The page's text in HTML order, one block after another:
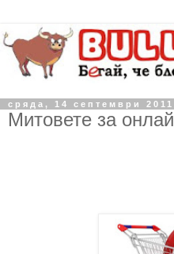
сряда, 14 септември 2011
Митовете за